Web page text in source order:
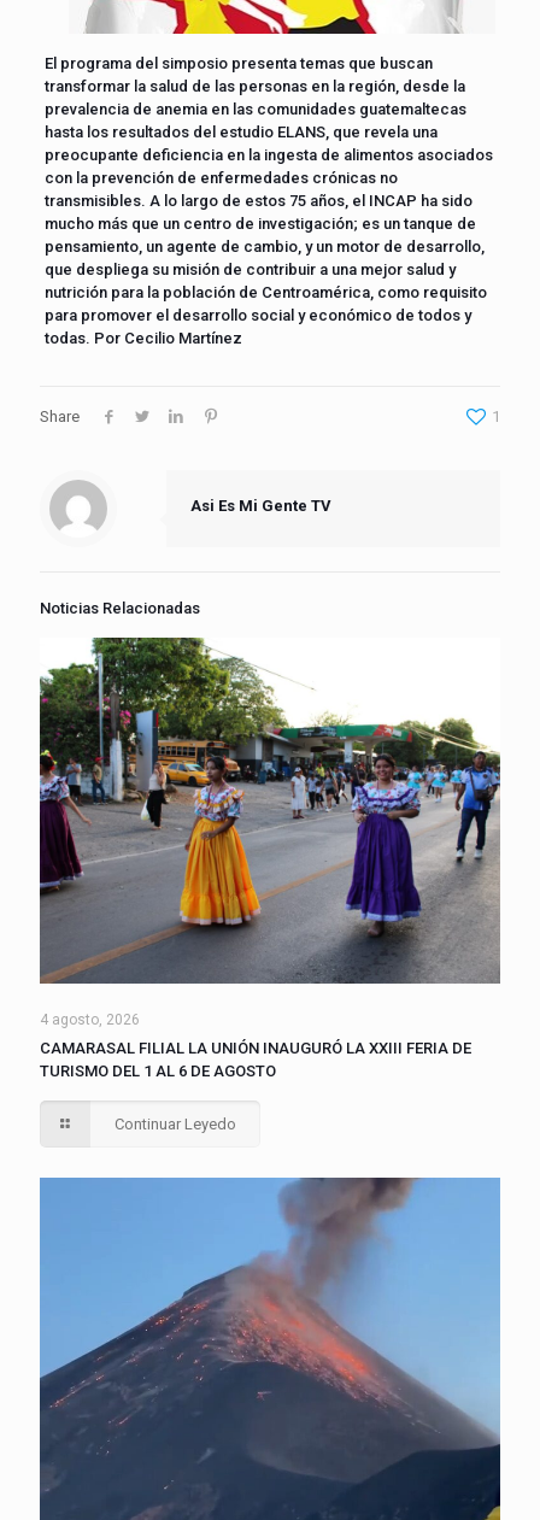
El programa del simposio presenta temas que buscan
transformar la salud de las personas en la región, desde la
prevalencia de anemia en las comunidades guatemaltecas
hasta los resultados del estudio ELANS, que revela una
preocupante deficiencia en la ingesta de alimentos asociados
con la prevención de enfermedades crónicas no
transmisibles. A lo largo de estos 75 años, el INCAP ha sido
mucho más que un centro de investigación; es un tanque de
pensamiento, un agente de cambio, y un motor de desarrollo,
que despliega su misión de contribuir a una mejor salud y
nutrición para la población de Centroamérica, como requisito
para promover el desarrollo social y económico de todos y
todas. Por Cecilio Martínez
Share 1
Asi Es Mi Gente TV
Noticias Relacionadas
4 agosto, 2026
CAMARASAL FILIAL LA UNIÓN INAUGURÓ LA XXIII FERIA DE
TURISMO DEL 1 AL 6 DE AGOSTO
Continuar Leyedo